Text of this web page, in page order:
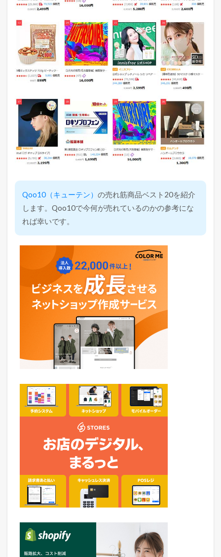
Qoo10（キューテン）の売れ筋商品ベスト20を紹介
します。Qoo10で今何が売れているのかの参考にな
れば幸いです。